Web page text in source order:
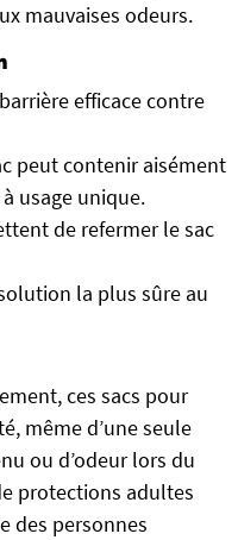
mauvaises odeurs.
efficace contre
peut contenir aisément
usage unique.
de refermer le sac
la plus sûre au
ces sacs pour
même d’une seule
ou d’odeur lors du
protections adultes
des personnes